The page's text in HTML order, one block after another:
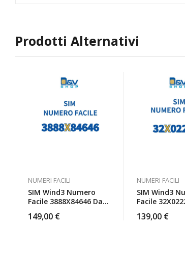
Prodotti Alternativi
NUMERI FACILI
SIM Wind3 Numero
Facile 3888X84646 Da
149,00 €
NUMERI FACILI
SIM Wind3
Facile
139,00 €